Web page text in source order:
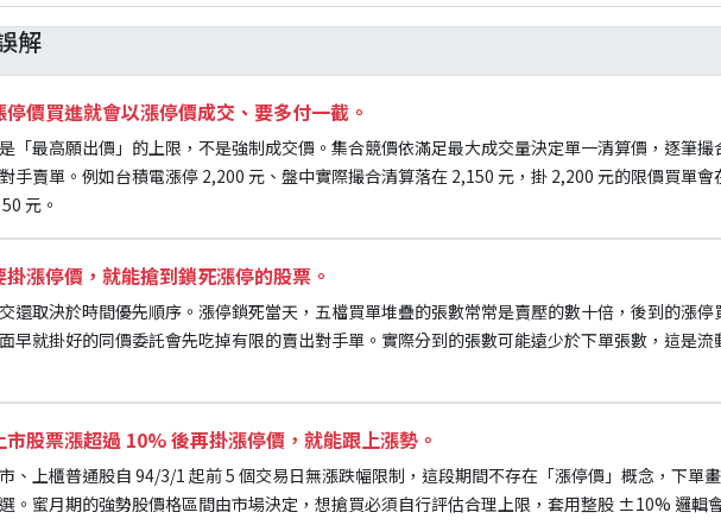
解
停價買進就會以漲停價成交、要多付一截。
「最高願出價」的上限，不是強制成交價。集合競價依滿足最大成交量決定單一清算價，逐筆撮
手賣單。例如台積電漲停 2,200 元、盤中實際撮合清算落在 2,150 元，掛 2,200 元的限價買單
元。
掛漲停價，就能搶到鎖死漲停的股票。
還取決於時間優先順序。漲停鎖死當天，五檔買單堆疊的張數常常是賣壓的數十倍，後到的漲
早就掛好的同價委託會先吃掉有限的賣出對手單。實際分到的張數可能遠少於下單張數，這是
市股票漲超過 10% 後再掛漲停價，就能跟上漲勢。
、上櫃普通股自 94/3/1 起前 5 個交易日無漲跌幅限制，這段期間不存在「漲停價」概念，下單
。蜜月期的強勢股價格區間由市場決定，想搶買必須自行評估合理上限，套用整股 ±10% 邏輯